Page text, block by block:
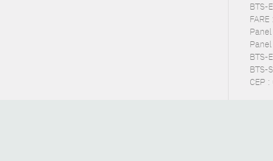
BTS-
BTS-
BTS-
CEP